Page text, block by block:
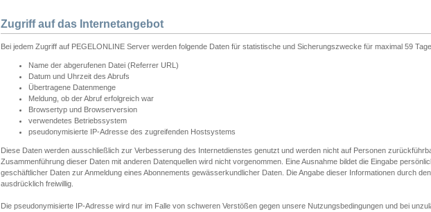
Zugriff auf das Internetangebot
Bei jedem Zugriff auf PEGELONLINE Server werden folgende Daten für statistische und Sicherungszwecke für maximal 59
Name der abgerufenen Datei (Referrer URL)
Datum und Uhrzeit des Abrufs
Übertragene Datenmenge
Meldung, ob der Abruf erfolgreich war
Browsertyp und Browserversion
verwendetes Betriebssystem
pseudonymisierte IP-Adresse des zugreifenden Hostsystems
Diese Daten werden ausschließlich zur Verbesserung des Internetdienstes genutzt und werden nicht auf Personen
Zusammenführung dieser Daten mit anderen Datenquellen wird nicht vorgenommen. Eine Ausnahme bildet die Eingabe
geschäftlicher Daten zur Anmeldung eines Abonnements gewässerkundlicher Daten. Die Angabe dieser Informationen durch
ausdrücklich freiwillig.
Die pseudonymisierte IP-Adresse wird nur im Falle von schweren Verstößen gegen unsere Nutzungsbedingungen und bei